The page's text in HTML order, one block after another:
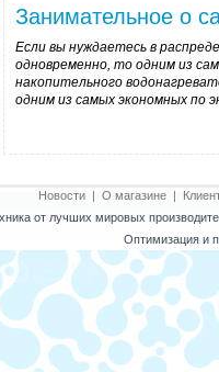
Занимательное о
Если вы нуждаетесь в
одновременно, то одним из
накопительного
одним из самых экономных по
Новости| О магазине|
от лучших мировых
Оптимизация и